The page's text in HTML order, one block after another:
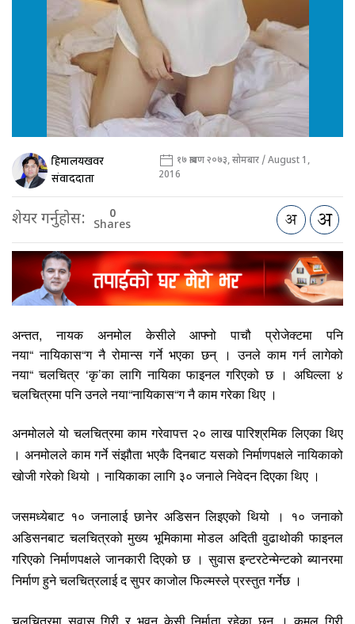
हिमालयखवर
संवाददाता
१७ श्रावण २०७३, सोमबार / August 1,
2016
शेयर गर्नुहोस: 0
Shares
अन्तत,नायक अनमोल केसीले आफ्नो पाचौ प्रोजेक्टमा पनि
नया“नायिकास“ग नै रोमान्स गर्ने भएका छन् । उनले काम गर्न लागेको
नया“चलचित्र ‘कृ’का लागि नायिका फाइनल गरिएको छ । अघिल्ला ४
चलचित्रमा पनि उनले नया“नायिकास“ग नै काम गरेका थिए ।
अनमोलले यो चलचित्रमा काम गरेवापत्त २० लाख पारिश्रमिक लिएका थिए
। अनमोलले काम गर्ने संझौता भएकै दिनबाट यसको निर्माणपक्षले नायिकाको
खोजी गरेको थियो । नायिकाका लागि ३० जनाले निवेदन दिएका थिए ।
जसमध्येबाट १० जनालाई छानेर अडिसन लिइएको थियो । १० जनाको
अडिसनबाट चलचित्रको मुख्य भूमिकामा मोडल अदिती वुढाथोकी फाइनल
गरिएको निर्माणपक्षले जानकारी दिएको छ । सुवास इन्टरटेन्मेन्टको ब्यानरमा
निर्माण हुने चलचित्रलाई द सुपर काजोल फिल्मस्ले प्रस्तुत गर्नेछ ।